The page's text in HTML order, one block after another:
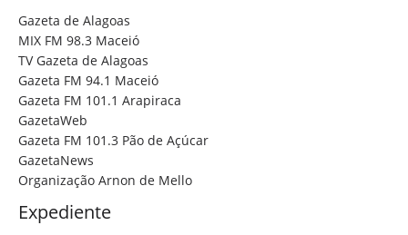
Gazeta de Alagoas
MIX FM 98.3 Maceió
TV Gazeta de Alagoas
Gazeta FM 94.1 Maceió
Gazeta FM 101.1 Arapiraca
GazetaWeb
Gazeta FM 101.3 Pão de Açúcar
GazetaNews
Organização Arnon de Mello
Expediente